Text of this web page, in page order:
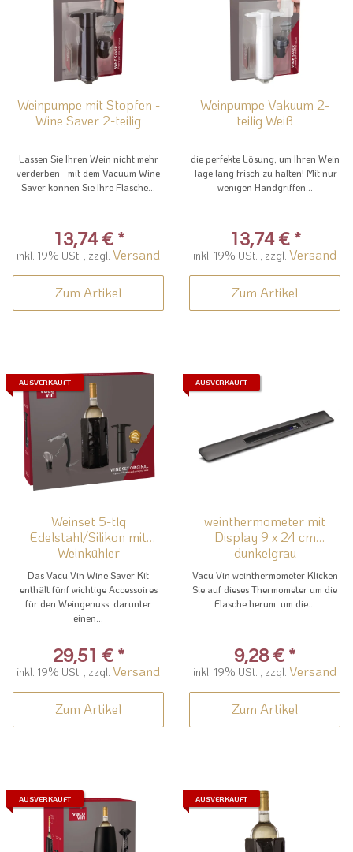
Weinpumpe mit Stopfen -
Wine Saver 2-teilig
Lassen Sie Ihren Wein nicht mehr
verderben - mit dem Vacuum Wine
Saver können Sie Ihre Flasche...
13,74 € *
inkl. 19% USt. , zzgl. Versand
Zum Artikel
Weinpumpe Vakuum 2-
teilig Weiß
die perfekte Lösung, um Ihren Wein
Tage lang frisch zu halten! Mit nur
wenigen Handgriffen...
13,74 € *
inkl. 19% USt. , zzgl. Versand
Zum Artikel
AUSVERKAUFT
Weinset 5-tlg
Edelstahl/Silikon mit
Weinkühler
Das Vacu Vin Wine Saver Kit
enthält fünf wichtige Accessoires
für den Weingenuss, darunter
einen...
29,51 € *
inkl. 19% USt. , zzgl. Versand
Zum Artikel
AUSVERKAUFT
weinthermometer mit
Display 9 x 24 cm
dunkelgrau
Vacu Vin weinthermometer Klicken
Sie auf dieses Thermometer um die
Flasche herum, um die...
9,28 € *
inkl. 19% USt. , zzgl. Versand
Zum Artikel
AUSVERKAUFT AUSVERKAUFT